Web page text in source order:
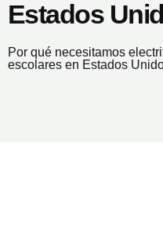
Estados
Por qué necesitamos
escolares en Estados